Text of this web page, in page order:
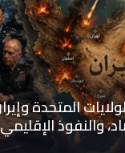
المتحدة
والنفوذ